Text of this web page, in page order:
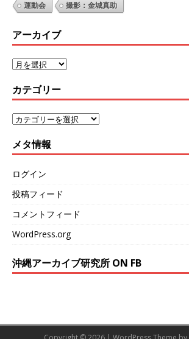
運動会 撮影：金城真助
アーカイブ
カテゴリー
メタ情報
ログイン
投稿フィード
コメントフィード
WordPress.org
沖縄アーカイブ研究所 ON FB